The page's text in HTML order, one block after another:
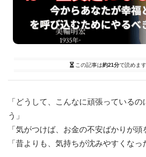
この記事は約21分で読めます
「どうして、こんなに頑張っている
う」
「気がつけば、お金の不安ばかりが頭
「昔よりも、気持ちが沈みやすくなっ